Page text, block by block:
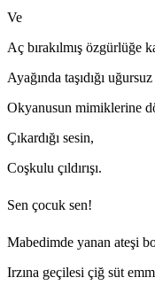
Ve
Aç bırakılmış özgürlüğe
Ayağında taşıdığı
Okyanusun mimiklerine
Çıkardığı sesin,
Coşkulu çıldırışı.
Sen çocuk sen!
Mabedimde yanan ateşi
Irzına geçilesi çiğ süt